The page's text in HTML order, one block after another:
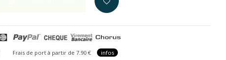
Frais de port à partir de 7.90 € infos